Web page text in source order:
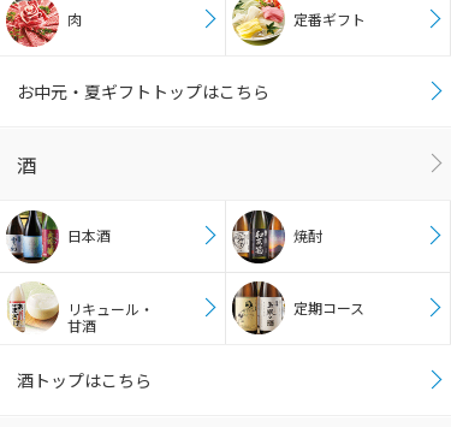
肉 定番ギフト
お中元・夏ギフトトップはこちら
酒
日本酒 焼酎
リキュール・
甘酒
定期コース
酒トップはこちら